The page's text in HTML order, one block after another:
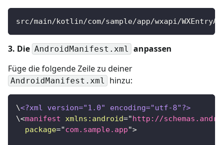
src/main/kotlin/com/sample/app/wxapi/
3. Die AndroidManifest.xml anpassen
Füge die folgende Zeile zu deiner
AndroidManifest.xml hinzu:
\<?xml version="1.0" encoding="utf-8"?>
\<manifest xmlns: android="http://
package="com.sample.app">